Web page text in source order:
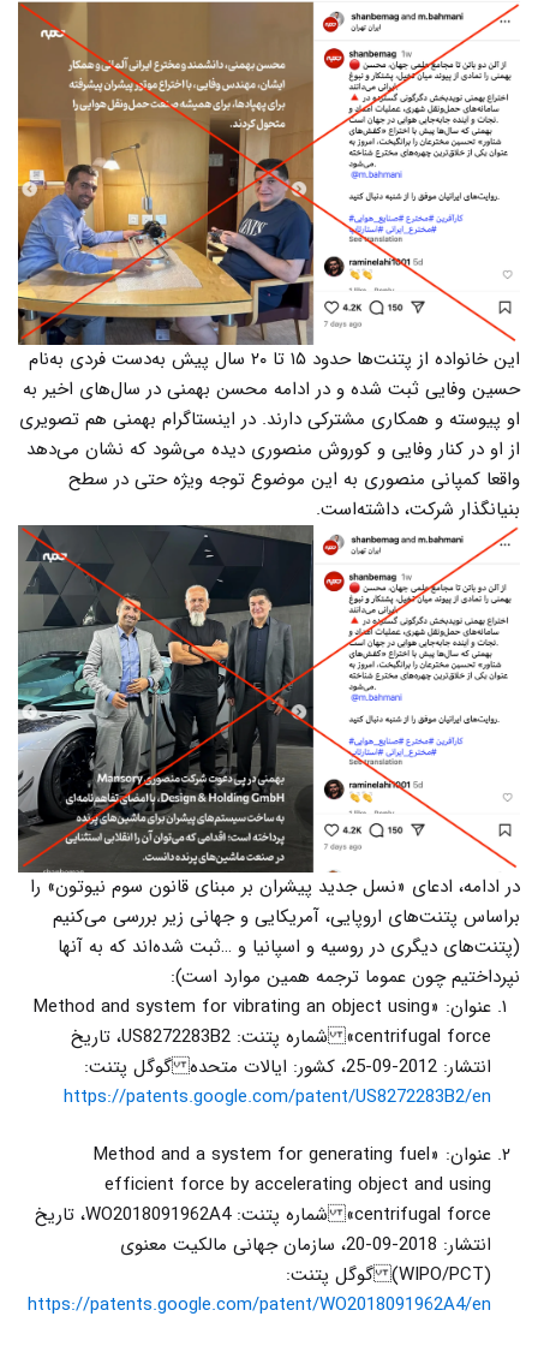
این خانواده از پتنت‌ها حدود ۱۵ تا ۲۰ سال پیش به‌دست فردی به‌نام
حسین وفایی ثبت شده و در ادامه محسن بهمنی در سال‌های اخیر به
او پیوسته و همکاری مشترکی دارند. در اینستاگرام بهمنی هم تصویری
از او در کنار وفایی و کوروش منصوری دیده می‌شود که نشان می‌دهد
واقعا کمپانی منصوری به این موضوع توجه ویژه حتی در سطح
بنیانگذار شرکت، داشته‌است.
در ادامه، ادعای «نسل جدید پیشران بر مبنای قانون سوم نیوتون» را
براساس پتنت‌های اروپایی، آمریکایی و جهانی زیر بررسی می‌کنیم
(پتنت‌های دیگری در روسیه و اسپانیا و …ثبت شده‌اند که به آنها
نپرداختیم چون عموما ترجمه همین موارد است):
عنوان: «Method and system for vibrating an object using
centrifugal force» شماره پتنت: US8272283B2، تاریخ
انتشار: 2012-09-25، کشور: ایالات متحده گوگل پتنت:
https://patents.google.com/patent/US8272283B2/en
عنوان: «Method and a system for generating fuel
efficient force by accelerating object and using
centrifugal force» شماره پتنت: WO2018091962A4، تاریخ
انتشار: 2018-09-20، سازمان جهانی مالکیت معنوی
(WIPO/PCT) گوگل پتنت:
https://patents.google.com/patent/WO2018091962A4/en